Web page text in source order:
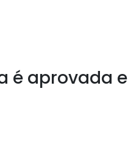
é aprovada e